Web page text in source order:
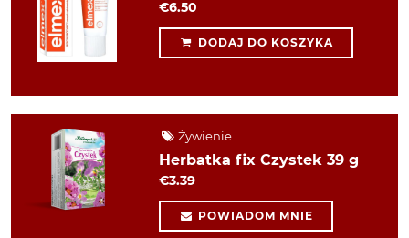
€6.50
DODAJ DO KOSZYKA
Żywienie
Herbatka fix Czystek 39 g
€3.39
POWIADOM MNIE